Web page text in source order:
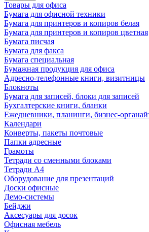
Товары для офиса
Бумага для офисной техники
Бумага для принтеров и копиров белая
Бумага для принтеров и копиров цветная
Бумага писчая
Бумага для факса
Бумага специальная
Бумажная продукция для офиса
Адресно-телефонные книги, визитницы
Блокноты
Бумага для записей, блоки для записей
Бухгалтерские книги, бланки
Ежедневники, планинги, бизнес-
Календари
Конверты, пакеты почтовые
Папки адресные
Грамоты
Тетради со сменными блоками
Тетради А4
Оборудование для презентаций
Доски офисные
Демо-системы
Бейджи
Аксесуары для досок
Офисная мебель